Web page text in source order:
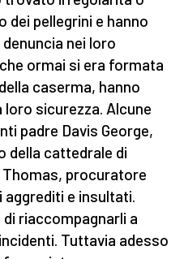
pellegrini e hanno
nei loro
ormai si era formata
caserma, hanno
sicurezza. Alcune
padre Davis George,
della cattedrale di
Thomas, procuratore
e insultati.
di riaccompagnarli a
Tuttavia adesso